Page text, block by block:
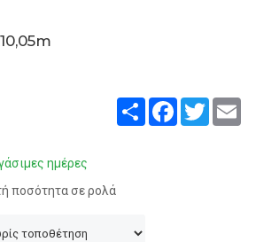
Share Facebook
Twitter
ημέρες
ποσότητα σε ρολά